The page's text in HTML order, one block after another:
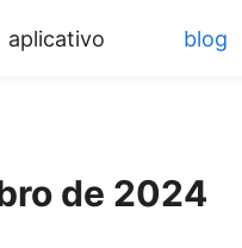
aplicativo blog
de 2024